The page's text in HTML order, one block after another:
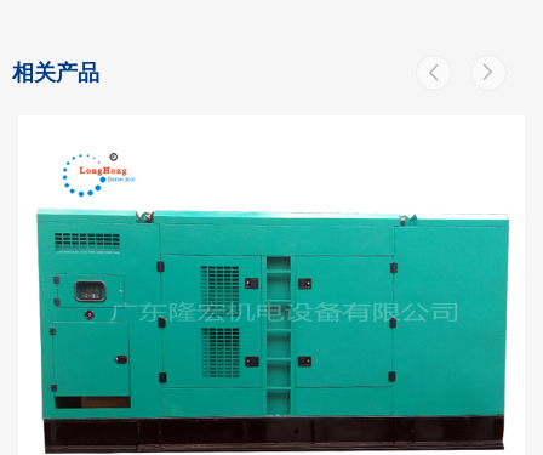
相关产品